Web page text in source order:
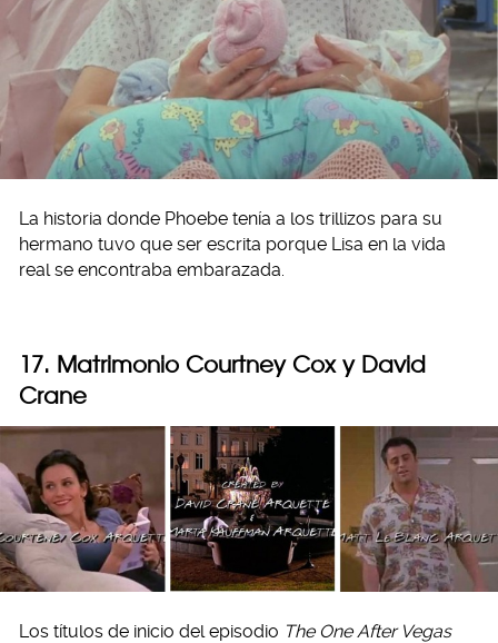
La historia donde Phoebe tenía a los trillizos para su
hermano tuvo que ser escrita porque Lisa en la vida
real se encontraba embarazada.
17. Matrimonio Courtney Cox y David
Crane
Los títulos de inicio del episodio The One After Vegas